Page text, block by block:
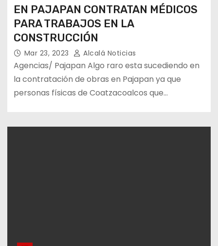
EN PAJAPAN CONTRATAN MÉDICOS
PARA TRABAJOS EN LA
CONSTRUCCIÓN
Mar 23, 2023 Alcalá Noticias
Agencias/ Pajapan Algo raro esta sucediendo en
la contratación de obras en Pajapan ya que
personas físicas de Coatzacoalcos que…